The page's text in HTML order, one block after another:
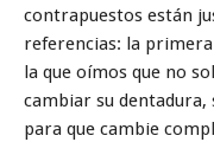
contrapuestos están
referencias: la
la que oímos que no
cambiar su dentadura,
para que cambie